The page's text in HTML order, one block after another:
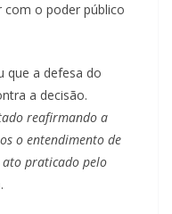
o poder público
que a defesa do
a decisão.
reafirmando a
o entendimento de
praticado pelo